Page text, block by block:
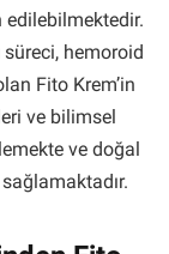
edilebilmektedir.
süreci, hemoroid
Fito Krem’in
ve bilimsel
ve doğal